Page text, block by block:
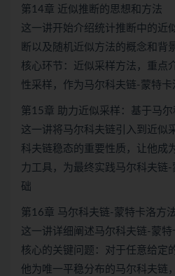
第14章 近似推断的思想和方法
这一讲开始介绍统计推断中的近
断以及随机近似方法的概念和背
核心环节：近似采样方法，重点
性采样，作为马尔科夫链-蒙特
第15章 助力近似采样：基于马
这一讲将马尔科夫链引入到近似
科夫链稳态的重要性质，让他成
力工具，为最终实践马尔科夫链
础
第16章 马尔科夫链-蒙特卡洛方
这一讲详细阐述马尔科夫链-蒙
核心的关键问题：对于任意给定
他为唯一平稳分布的马尔科夫链